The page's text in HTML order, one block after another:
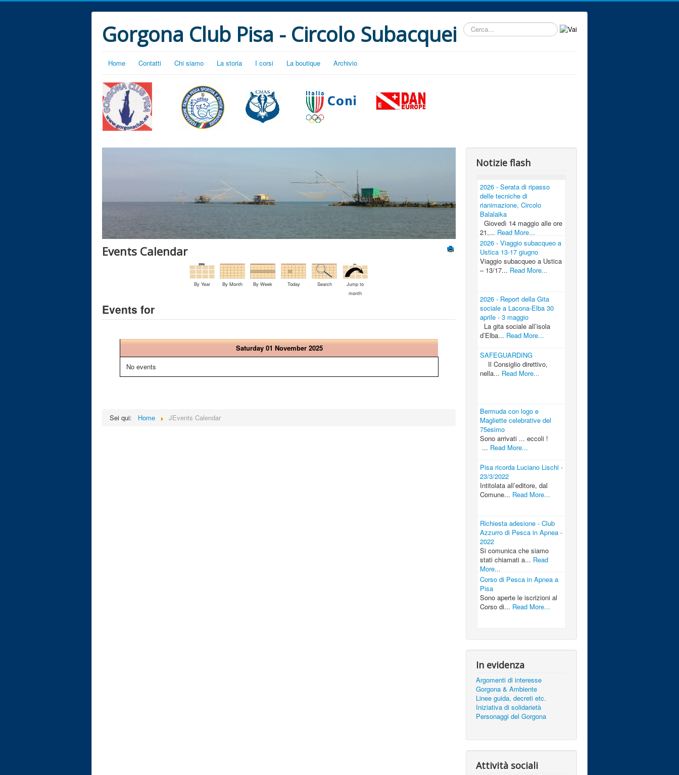
Gorgona Club Pisa - Circolo Subacquei Cerca...
Home Contatti Chi siamo La storia I corsi La boutique Archivio
Events Calendar
By Year By Month By Week Today Search
Jump to
month
Events for
Saturday 01 November 2025
No events
Sei qui: Home JEvents Calendar
Notizie flash
2026 - Serata di ripasso
delle tecniche di
rianimazione, Circolo
Balalaika
Giovedì 14 maggio alle ore
21,... Read More...
2026 - Viaggio subacqueo a
Ustica 13-17 giugno
Viaggio subacqueo a Ustica
– 13/17... Read More...
2026 - Report della Gita
sociale a Lacona-Elba 30
aprile - 3 maggio
La gita sociale all’isola
d’Elba... Read More...
SAFEGUARDING
Il Consiglio direttivo,
nella... Read More...
Bermuda con logo e
Magliette celebrative del
75esimo
Sono arrivati ... eccoli !
... Read More...
Pisa ricorda Luciano Lischi -
23/3/2022
Intitolata all’editore, dal
Comune... Read More...
Richiesta adesione - Club
Azzurro di Pesca in Apnea -
2022
Si comunica che siamo
stati chiamati a... Read
More...
Corso di Pesca in Apnea a
Pisa
Sono aperte le iscrizioni al
Corso di... Read More...
In evidenza
Argomenti di interesse
Gorgona & Ambiente
Linee guida, decreti etc.
Iniziativa di solidarietà
Personaggi del Gorgona
Attività sociali